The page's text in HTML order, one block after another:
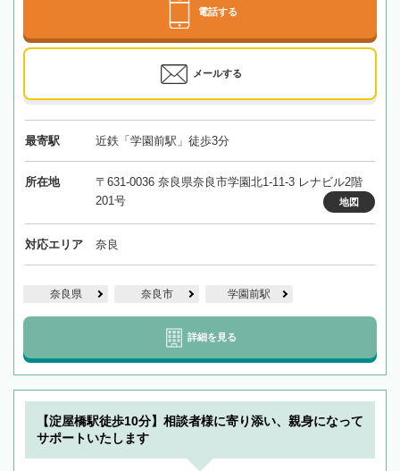
電話する
メールする
最寄駅 近鉄「学園前駅」徒歩3分
所在地
〒631-0036 奈良県奈良市学園北1-11-3 レナビル2階
201号
地図
対応エリア 奈良
奈良県 奈良市 学園前駅
詳細を見る
【淀屋橋駅徒歩10分】相談者様に寄り添い、親身になって
サポートいたします